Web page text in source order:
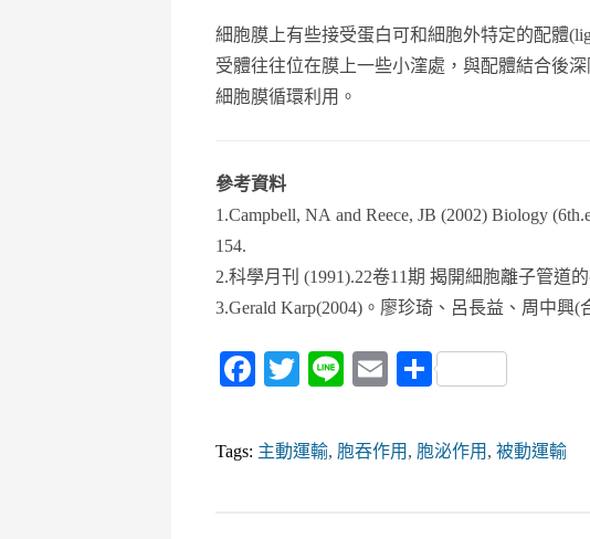
細胞膜上有些接受蛋白可和細胞外特定的配體
受體往往位在膜上一些小漥處，與配體結合後
細胞膜循環利用。
參考資料
1.Campbell, NA and Reece, JB (2002) Biology
154.
2.科學月刊 (1991).22卷11期 揭開細胞離子管道
3.Gerald Karp(2004)。廖珍琦、呂長益、周中興
Facebook
TwitterLineEmailShare
Tags: 主動運輸, 胞吞作用 , 胞泌作用 , 被動運輸